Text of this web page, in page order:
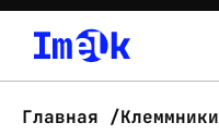
Главная Клеммники